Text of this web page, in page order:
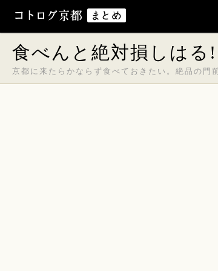
食べんと絶対損しはる
京都に来たらかならず食べておきたい。絶品の門